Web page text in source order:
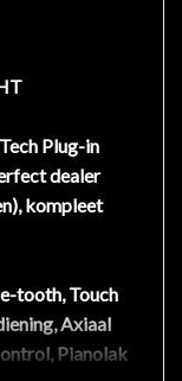
Plug-in
dealer
kompleet
tooth, Touch
Axiaal
Pianolak